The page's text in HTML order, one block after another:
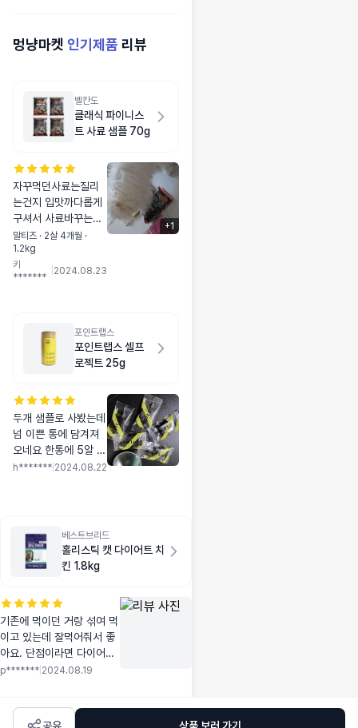
멍냥마켓 인기제품 리뷰
벨칸도
클래식 파이니스
트 사료 샘플 70g
자꾸먹던사료는질리
는건지 입맛까다롭게
구셔서 사료바꾸는중
😭 샘플여러개사봣는
데 젤첨선택하신사료
ㅋㅋ잘드셔서 구매햇
말티즈 · 2살 4개월 ·
1.2kg
키
*******
2024.08.23
+1
포인트랩스
포인트랩스 셀프
로젝트 25g
두개 샘플로 사봤는데
넘 이쁜 통에 담겨져
오네요 한통에 5알 들
어있어요 개별포장되
는거라 살짝 경계하더
니 맛보고는 바로 달
려오네여 잘 먹습니다
h******* 2024.08.22
베스트브리드
홀리스틱 캣 다이어트 치
킨 1.8kg
기존에 먹이던 거랑 섞여 먹
이고 있는데 잘먹어줘서 좋
아요. 단점이라면 다이어트
사료인데 너무 맛있는지 계
p******* 2024.08.19